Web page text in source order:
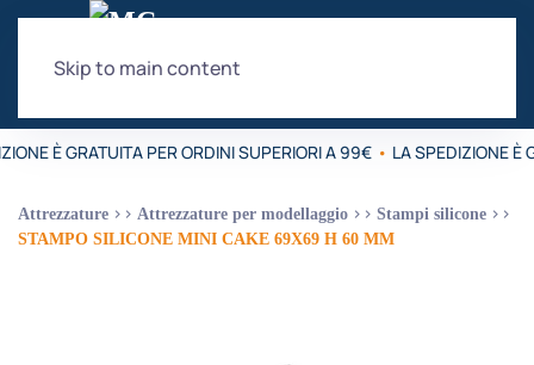
Skip to main content
È GRATUITA PER ORDINI SUPERIORI A 99€ • LA SPEDIZIONE È
Attrezzature Attrezzature per modellaggio
Stampi silicone
STAMPO SILICONE MINI CAKE 69X69 H 60 MM